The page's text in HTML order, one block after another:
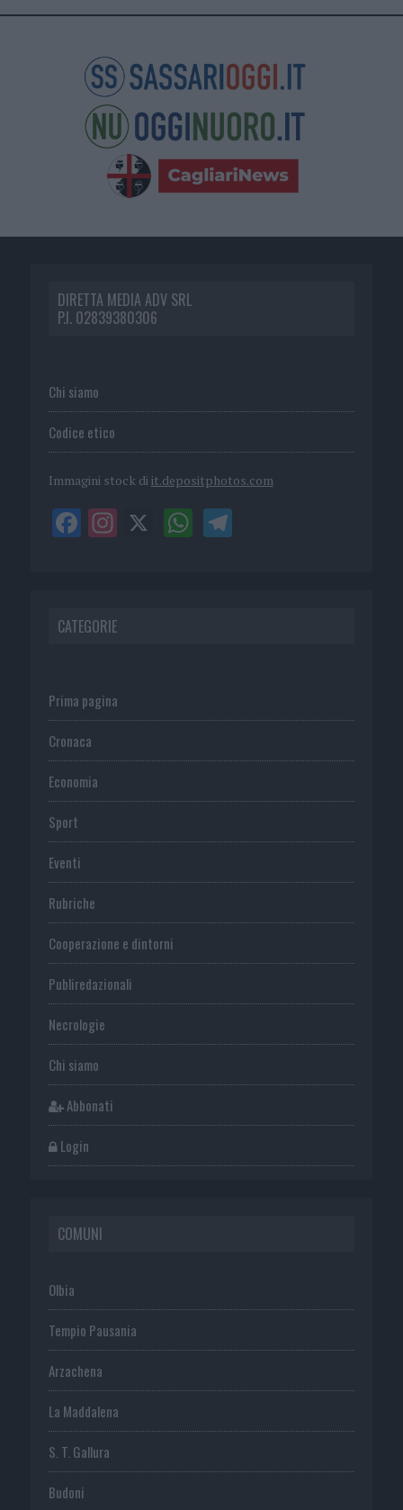
DIRETTA MEDIA ADV SRL
P.I. 02839380306
Chi siamo
Codice etico
Immagini stock di it.depositphotos.com
CATEGORIE
Prima pagina
Cronaca
Economia
Sport
Eventi
Rubriche
Cooperazione e dintorni
Publiredazionali
Necrologie
Chi siamo
Abbonati
Login
COMUNI
Olbia
Tempio Pausania
Arzachena
La Maddalena
S. T. Gallura
Budoni